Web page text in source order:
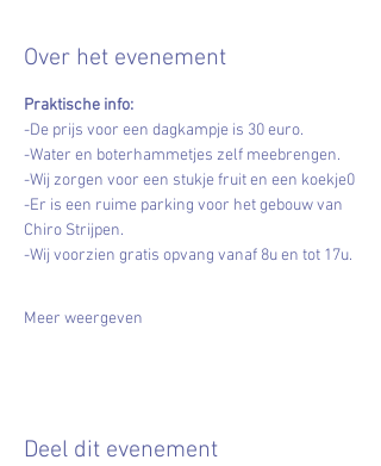
Over het evenement
Praktische info:
-De prijs voor een dagkampje is 30 euro.
-Water en boterhammetjes zelf meebrengen.
-Wij zorgen voor een stukje fruit en een koekje0
-Er is een ruime parking voor het gebouw van
Chiro Strijpen.
-Wij voorzien gratis opvang vanaf 8u en tot 17u.
Meer weergeven
Deel dit evenement